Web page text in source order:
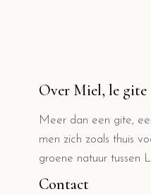
Over Miel, le gite
Meer dan een gite,
men zich zoals thuis
groene natuur tussen
Contact